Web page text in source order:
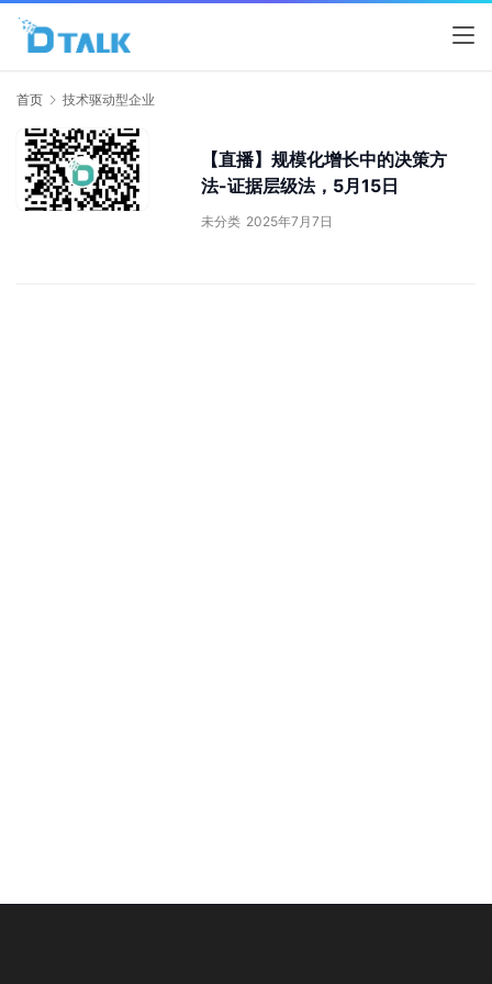
首页 技术驱动型企业
【直播】规模化增长中的决策方
法-证据层级法，5月15日
未分类 2025年7月7日